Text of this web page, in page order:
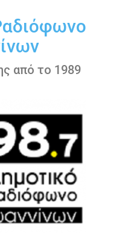
από το 1989